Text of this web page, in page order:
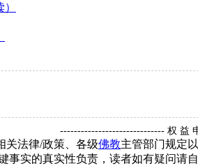
------------------------------ 权 益
关法律/政策、各级佛教主管部门规定
事实的真实性负责，读者如有疑问